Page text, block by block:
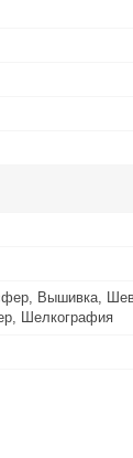
Вышивка,
Шелкография